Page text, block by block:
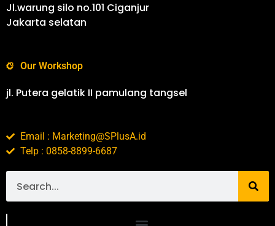
Jl.warung silo no.101 Ciganjur
Jakarta selatan
Our Workshop
jl. Putera gelatik II pamulang tangsel
Email : Marketing@SPlusA.id
Telp : 0858-8899-6687